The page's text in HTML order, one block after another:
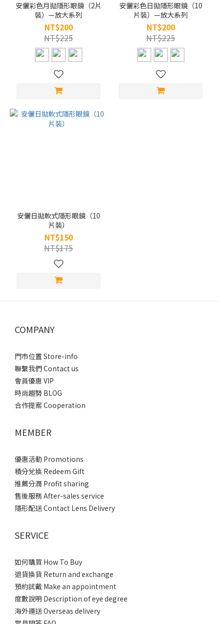
安儷彩色月拋隱形眼鏡（2片
裝）—放大系列
NT$200
NT$225
安儷彩色日拋隱形眼鏡（10
片裝）—放大系列
NT$200
NT$225
安儷日拋軟式隱形眼鏡（10
片裝）
NT$150
NT$175
COMPANY
門市位置 Store-info
聯繫我們 Contact us
會員優惠 VIP
時尚趨勢 BLOG
合作提案 Cooperation
MEMBER
優惠活動 Promotions
積分兌換 Redeem Gift
推薦分潤 Profit sharing
售後服務 After-sales service
隱形配送 Contact Lens Delivery
SERVICE
如何購買 How To Buy
退貨換貨 Return and exchange
預約試戴 Make an appointment
度數說明 Description of eye degree
海外運送 Overseas delivery